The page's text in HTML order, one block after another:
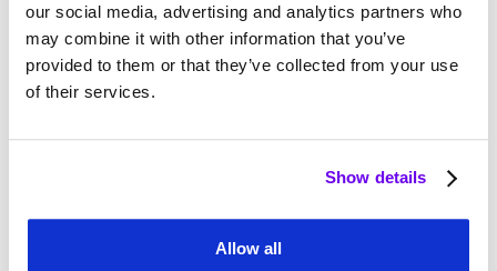
our social media, advertising and analytics partners who
may combine it with other information that you’ve
provided to them or that they’ve collected from your use
of their services.
Show details
Allow all